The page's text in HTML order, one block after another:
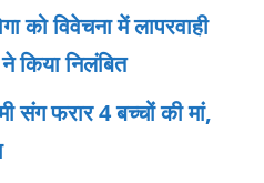
विवेचना में लापरवाही
किया निलंबित
फरार 4 बच्चों की मां,